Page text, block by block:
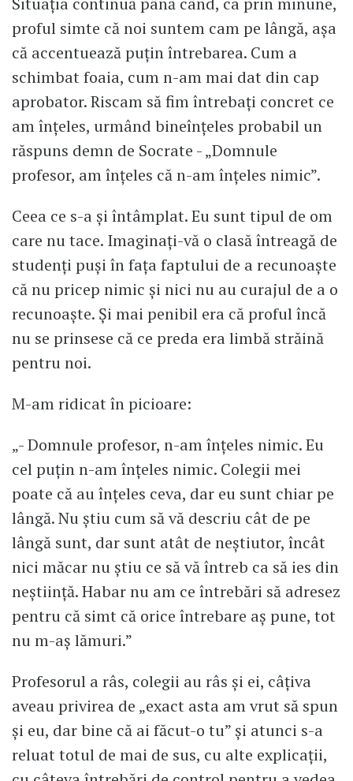
proful simte că noi suntem cam pe lângă, așa
că accentuează puțin întrebarea. Cum a
schimbat foaia, cum n-am mai dat din cap
aprobator. Riscam să fim întrebați concret ce
am înțeles, urmând bineînțeles probabil un
răspuns demn de Socrate - „Domnule
profesor, am înțeles că n-am înțeles nimic”.
Ceea ce s-a și întâmplat. Eu sunt tipul de om
care nu tace. Imaginați-vă o clasă întreagă de
studenți puși în fața faptului de a recunoaște
că nu pricep nimic și nici nu au curajul de a o
recunoaște. Și mai penibil era că proful încă
nu se prinsese că ce preda era limbă străină
pentru noi.
M-am ridicat în picioare:
„- Domnule profesor, n-am înțeles nimic. Eu
cel puțin n-am înțeles nimic. Colegii mei
poate că au înțeles ceva, dar eu sunt chiar pe
lângă. Nu știu cum să vă descriu cât de pe
lângă sunt, dar sunt atât de neștiutor, încât
nici măcar nu știu ce să vă întreb ca să ies din
neștiință. Habar nu am ce întrebări să adresez
pentru că simt că orice întrebare aș pune, tot
nu m-aș lămuri.”
Profesorul a râs, colegii au râs și ei, câțiva
aveau privirea de „exact asta am vrut să spun
și eu, dar bine că ai făcut-o tu” și atunci s-a
reluat totul de mai de sus, cu alte explicații,